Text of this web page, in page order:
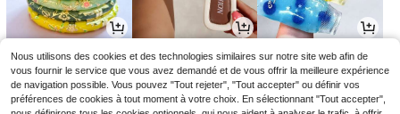
CHF3 ,64 CHF8,88 CHF1,28
Nous utilisons des cookies et des technologies similaires sur notre site web afin de
vous fournir le service que vous avez demandé et de vous offrir la meilleure expérience
de navigation possible. Vous pouvez "Tout rejeter", "Tout accepter" ou définir vos
préférences de cookies à tout moment à votre choix. En sélectionnant "Tout accepter",